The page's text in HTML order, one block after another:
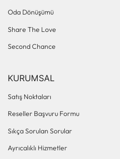
Oda Dönüşümü
Share The Love
Second Chance
KURUMSAL
Satış Noktaları
Reseller Başvuru Formu
Sıkça Sorulan Sorular
Ayrıcalıklı Hizmetler